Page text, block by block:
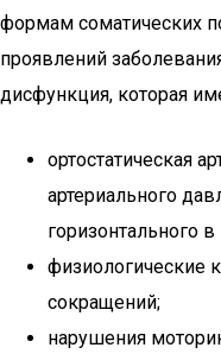
формам соматических
проявлений
дисфункция, которая
ортостатическая
артериального
горизонтального
физиологические
сокращений;
нарушения